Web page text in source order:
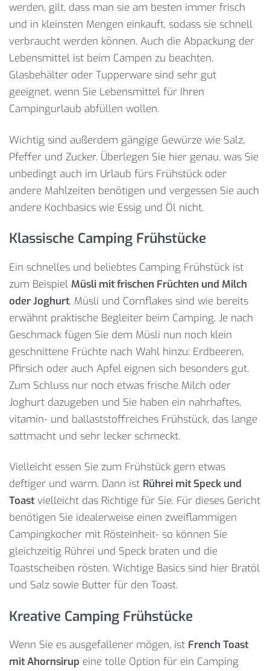
werden, gilt, dass man sie am besten immer frisch
und in kleinsten Mengen einkauft, sodass sie schnell
verbraucht werden können. Auch die Abpackung der
Lebensmittel ist beim Campen zu beachten.
Glasbehälter oder Tupperware sind sehr gut
geeignet, wenn Sie Lebensmittel für Ihren
Campingurlaub abfüllen wollen.
Wichtig sind außerdem gängige Gewürze wie Salz,
Pfeffer und Zucker. Überlegen Sie hier genau, was Sie
unbedingt auch im Urlaub fürs Frühstück oder
andere Mahlzeiten benötigen und vergessen Sie auch
andere Kochbasics wie Essig und Öl nicht.
Klassische Camping Frühstücke
Ein schnelles und beliebtes Camping Frühstück ist
zum Beispiel Müsli mit frischen Früchten und Milch
oder Joghurt. Müsli und Cornflakes sind wie bereits
erwähnt praktische Begleiter beim Camping. Je nach
Geschmack fügen Sie dem Müsli nun noch klein
geschnittene Früchte nach Wahl hinzu: Erdbeeren,
Pfirsich oder auch Apfel eignen sich besonders gut.
Zum Schluss nur noch etwas frische Milch oder
Joghurt dazugeben und Sie haben ein nahrhaftes,
vitamin- und ballaststoffreiches Frühstück, das lange
sattmacht und sehr lecker schmeckt.
Vielleicht essen Sie zum Frühstück gern etwas
deftiger und warm. Dann ist Rührei mit Speck und
Toast vielleicht das Richtige für Sie. Für dieses Gericht
benötigen Sie idealerweise einen zweiflammigen
Campingkocher mit Rösteinheit- so können Sie
gleichzeitig Rührei und Speck braten und die
Toastscheiben rösten. Wichtige Basics sind hier Bratöl
und Salz sowie Butter für den Toast.
Kreative Camping Frühstücke
Wenn Sie es ausgefallener mögen, ist French Toast
mit Ahornsirup eine tolle Option für ein Camping